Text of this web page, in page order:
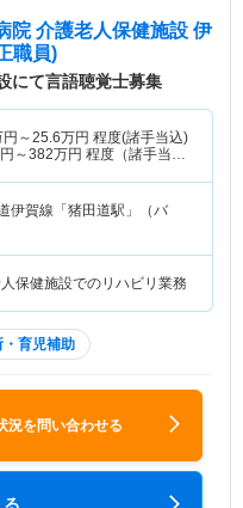
院 介護老人保健施設 伊
職員)
にて言語聴覚士募集
円～25.6万円 程度(諸手当込)
～382万円 程度（諸手当・
伊賀線「猪田道駅」（バ
保健施設でのリハビリ業務
・育児補助
況を問い合わせる